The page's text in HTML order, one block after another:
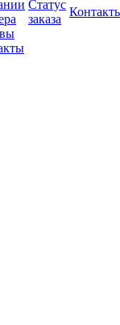
Статус
заказа